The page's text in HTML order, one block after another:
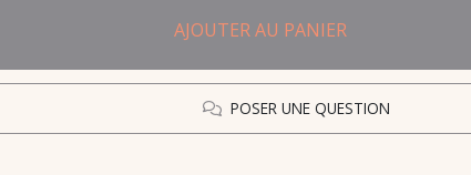
AJOUTER AU PANIER
POSER UNE QUESTION